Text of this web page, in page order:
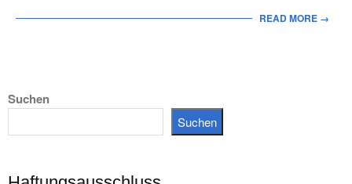
READ MORE →
Suchen
Suchen